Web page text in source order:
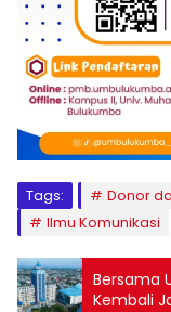
Tags: Donor
Ilmu Komunikasi
Bersama
Kembali